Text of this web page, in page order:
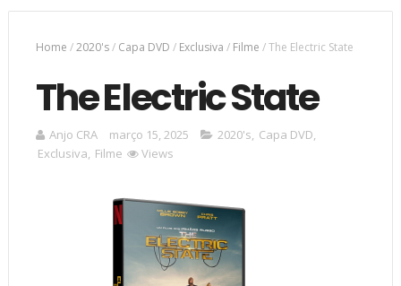
Home /2020's/ Capa DVD / Exclusiva / Filme /The Electric State
The Electric State
Anjo CRA março 15, 2025 2020's, Capa DVD,
Exclusiva, Filme Views